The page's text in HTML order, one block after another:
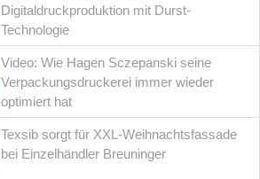
Digitaldruckproduktion mit Durst-
Technologie
Video: Wie Hagen Sczepanski seine
Verpackungsdruckerei immer wieder
optimiert hat
Texsib sorgt für XXL-Weihnachtsfassade
bei Einzelhändler Breuninger